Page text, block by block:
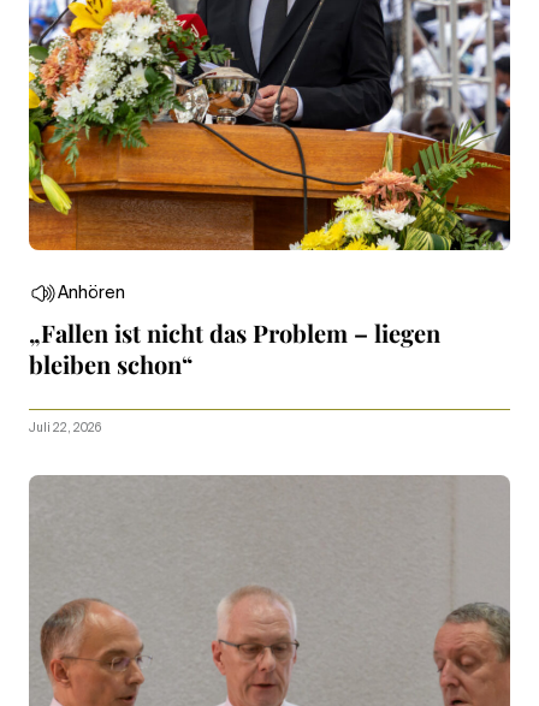
Anhören
„Fallen ist nicht das Problem – liegen
bleiben schon“
Juli 22, 2026